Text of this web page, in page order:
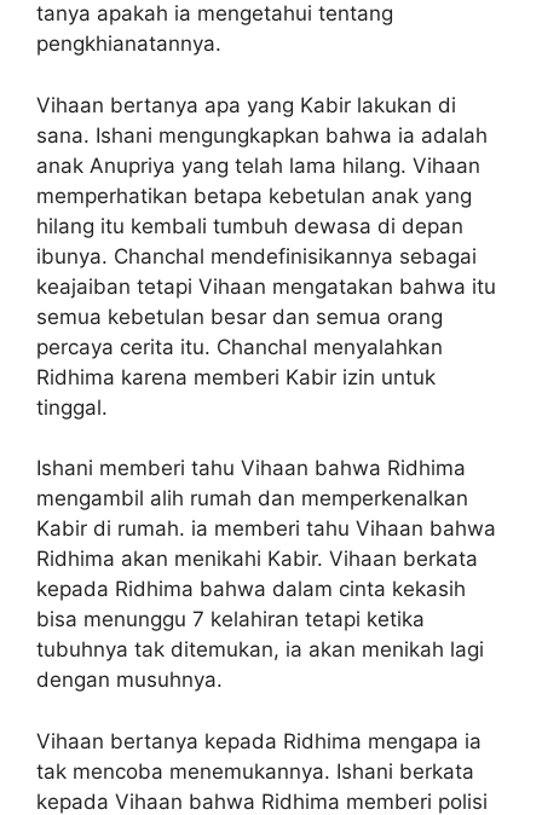
tanya apakah ia mengetahui tentang
pengkhianatannya.
Vihaan bertanya apa yang Kabir lakukan di
sana. Ishani mengungkapkan bahwa ia adalah
anak Anupriya yang telah lama hilang. Vihaan
memperhatikan betapa kebetulan anak yang
hilang itu kembali tumbuh dewasa di depan
ibunya. Chanchal mendefinisikannya sebagai
keajaiban tetapi Vihaan mengatakan bahwa itu
semua kebetulan besar dan semua orang
percaya cerita itu. Chanchal menyalahkan
Ridhima karena memberi Kabir izin untuk
tinggal.
Ishani memberi tahu Vihaan bahwa Ridhima
mengambil alih rumah dan memperkenalkan
Kabir di rumah. ia memberi tahu Vihaan bahwa
Ridhima akan menikahi Kabir. Vihaan berkata
kepada Ridhima bahwa dalam cinta kekasih
bisa menunggu 7 kelahiran tetapi ketika
tubuhnya tak ditemukan, ia akan menikah lagi
dengan musuhnya.
Vihaan bertanya kepada Ridhima mengapa ia
tak mencoba menemukannya. Ishani berkata
kepada Vihaan bahwa Ridhima memberi polisi